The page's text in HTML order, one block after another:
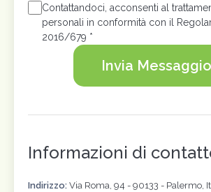
Contattandoci, acconsenti al
personali in conformità con il
2016/679 *
Invia Messaggio
Informazioni di
Indirizzo: Via Roma, 94 - 90133 - Palermo,